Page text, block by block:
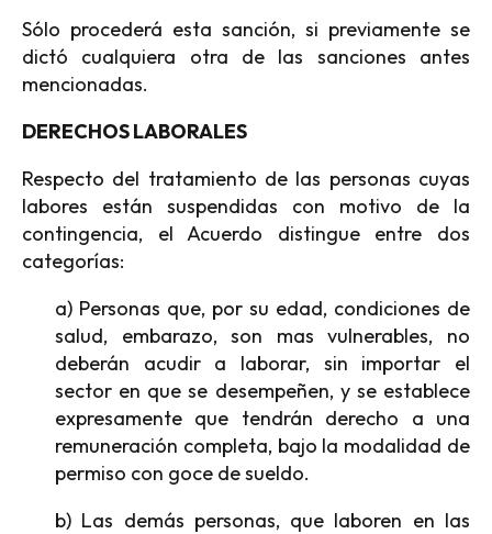
Sólo procederá esta sanción, si previamente se
dictó cualquiera otra de las sanciones antes
mencionadas.
DERECHOS LABORALES
Respecto del tratamiento de las personas cuyas
labores están suspendidas con motivo de la
contingencia, el Acuerdo distingue entre dos
categorías:
a) Personas que, por su edad, condiciones de
salud, embarazo, son mas vulnerables, no
deberán acudir a laborar, sin importar el
sector en que se desempeñen, y se establece
expresamente que tendrán derecho a una
remuneración completa, bajo la modalidad de
permiso con goce de sueldo.
b) Las demás personas, que laboren en las